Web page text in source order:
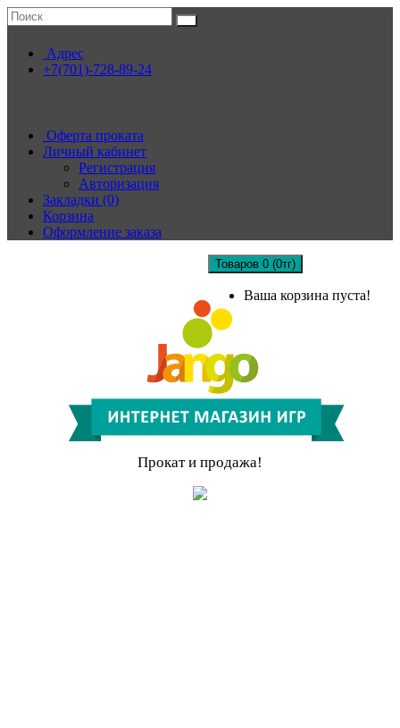
Адрес
+7(701)-728-89-24
Оферта проката
Личный кабинет
Регистрация
Авторизация
Закладки (0)
Корзина
Оформление заказа
Товаров 0 (0тг)
Ваша корзина пуста!
Прокат и продажа!